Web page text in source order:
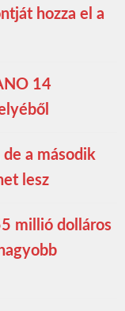
hozza el a
14
a második
lesz
millió dolláros